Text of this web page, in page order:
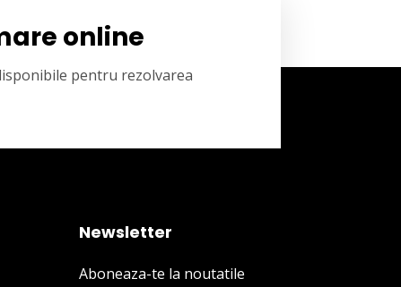
online
pentru rezolvarea
Newsletter
Aboneaza-te la noutatile